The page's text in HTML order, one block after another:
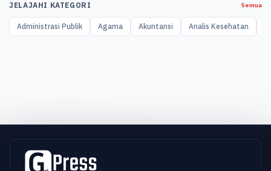
JELAJAHI KATEGORI Semua
Administrasi Publik Agama Akuntansi Analis Kesehatan